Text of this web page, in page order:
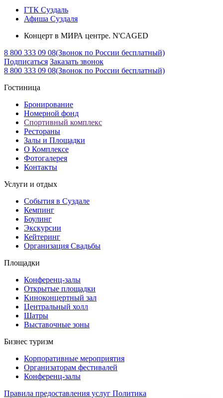
ГТК Суздаль
Афиша Суздаля
Концерт в МИРА центре. N'CAGED
8 800 333 09 08(Звонок по России бесплатный)
Подписаться Заказать звонок
8 800 333 09 08(Звонок по России бесплатный)
Гостиница
Бронирование
Номерной фонд
Спортивный комплекс
Рестораны
Залы и Площадки
О Комплексе
Фотогалерея
Контакты
Услуги и отдых
События в Суздале
Кемпинг
Боулинг
Экскурсии
Кейтеринг
Организация Cвадьбы
Площадки
Конференц-залы
Открытые площадки
Киноконцертный зал
Центральный холл
Шатры
Выставочные зоны
Бизнес туризм
Корпоративные мероприятия
Организаторам фестивалей
Конференц-залы
Правила предоставления услуг Политика